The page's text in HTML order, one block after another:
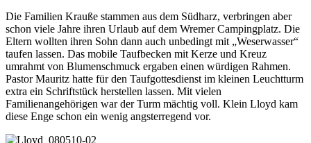
Die Familien Krauße stammen aus dem Südharz, verbringen aber
schon viele Jahre ihren Urlaub auf dem Wremer Campingplatz. Die
Eltern wollten ihren Sohn dann auch unbedingt mit „Weserwasser“
taufen lassen. Das mobile Taufbecken mit Kerze und Kreuz
umrahmt von Blumenschmuck ergaben einen würdigen Rahmen.
Pastor Mauritz hatte für den Taufgottesdienst im kleinen Leuchtturm
extra ein Schriftstück herstellen lassen. Mit vielen
Familienangehörigen war der Turm mächtig voll. Klein Lloyd kam
diese Enge schon ein wenig angsterregend vor.